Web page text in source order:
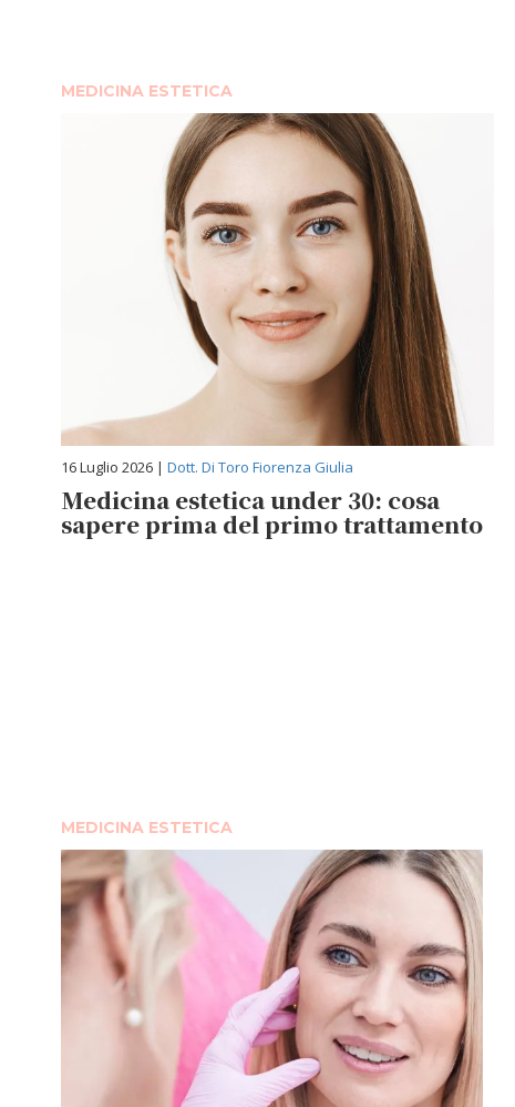
MEDICINA ESTETICA
16 Luglio 2026 | Dott. Di Toro Fiorenza Giulia
Medicina estetica under 30: cosa
sapere prima del primo trattamento
MEDICINA ESTETICA